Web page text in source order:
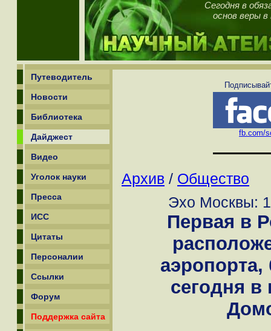
Сегодня в
основ веры в
Путеводитель
Новости
Библиотека
Дайджест
Видео
Уголок науки
Пресса
ИСС
Цитаты
Персоналии
Ссылки
Форум
Поддержка сайта
fb.com/
Архив / Общество
Эхо Москвы:
Первая в
сегодня